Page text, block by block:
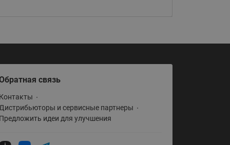
связь
и сервисные партнеры
идеи для улучшения